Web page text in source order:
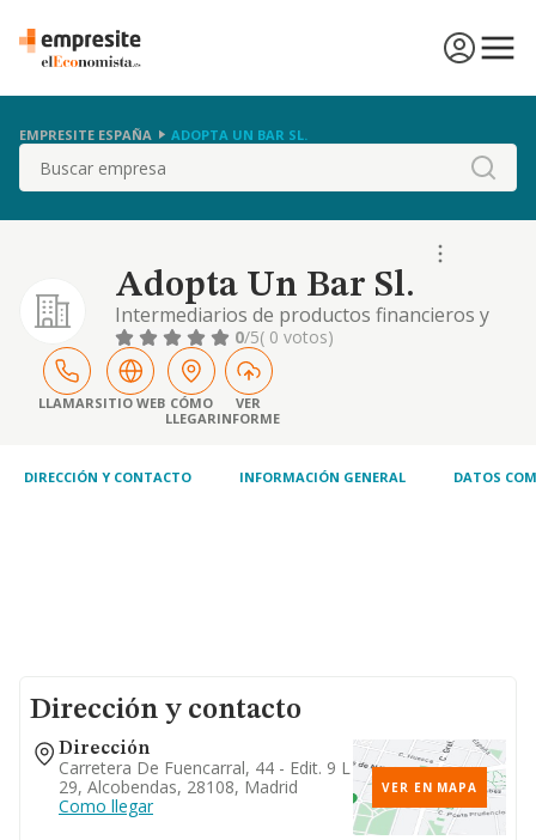
EMPRESITE ESPAÑA ADOPTA UN BAR SL.
Buscar
Adopta Un Bar Sl.
Intermediarios de productos financieros y
comercio
0/5( 0 votos)
LLAMARSITIO WEB CÓMO
LLEGAR
VER
INFORME
DIRECCIÓN Y CONTACTO INFORMACIÓN GENERAL DATOS
Dirección y contacto
Dirección
Carretera De Fuencarral, 44 - Edit. 9 L
29, Alcobendas, 28108, Madrid
Como llegar
VER EN MAPA